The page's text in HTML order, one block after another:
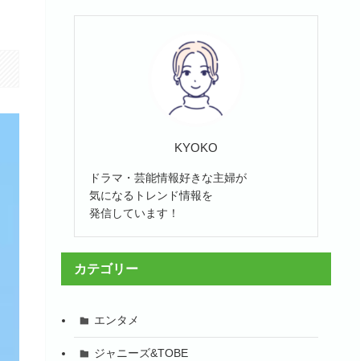
KYOKO
ドラマ・芸能情報好きな主婦が
気になるトレンド情報を
発信しています！
カテゴリー
エンタメ
ジャニーズ&TOBE